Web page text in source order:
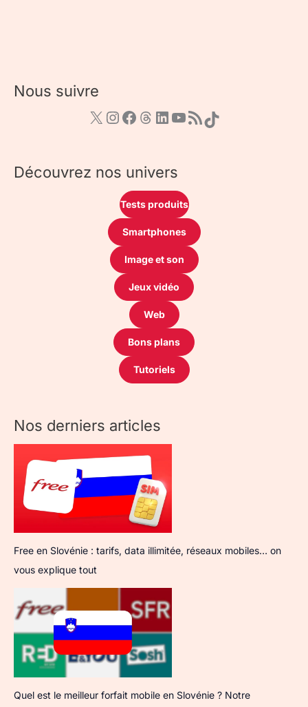
Nous suivre
Découvrez nos univers
Tests produits
Smartphones
Image et son
Jeux vidéo
Web
Bons plans
Tutoriels
Nos derniers articles
Free en Slovénie : tarifs, data illimitée, réseaux mobiles… on
vous explique tout
Quel est le meilleur forfait mobile en Slovénie ? Notre